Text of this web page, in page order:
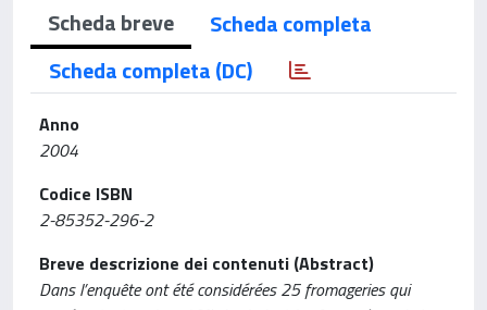
Scheda breve
Scheda completa
Scheda completa (DC)
Anno
2004
Codice ISBN
2-85352-296-2
Breve descrizione dei contenuti (Abstract)
Dans l’enquête ont été considérées 25 fromageries qui